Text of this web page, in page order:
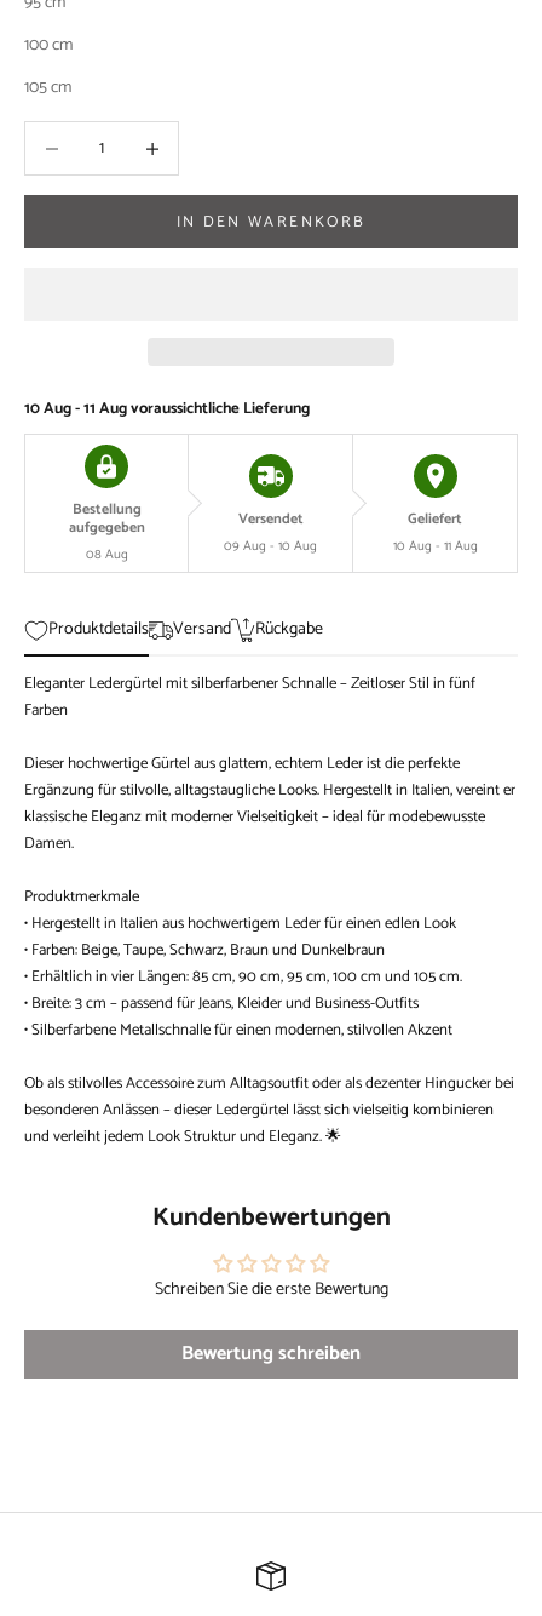
100 cm
105 cm
IN DEN WARENKORB
10 Aug - 11 Augvoraussichtliche Lieferung
Bestellung
aufgegeben
08 Aug
Versendet
09 Aug - 10 Aug
Geliefert
10 Aug - 11 Aug
Produktdetails Versand Rückgabe
Eleganter Ledergürtel mit silberfarbener Schnalle – Zeitloser Stil in fünf
Farben
Dieser hochwertige Gürtel aus glattem, echtem Leder ist die perfekte
Ergänzung für stilvolle, alltagstaugliche Looks. Hergestellt in Italien, vereint er
klassische Eleganz mit moderner Vielseitigkeit – ideal für modebewusste
Damen.
Produktmerkmale
• Hergestellt in Italien aus hochwertigem Leder für einen edlen Look
• Farben: Beige, Taupe, Schwarz, Braun und Dunkelbraun
• Erhältlich in vier Längen: 85 cm, 90 cm, 95 cm, 100 cm und 105 cm.
• Breite: 3 cm – passend für Jeans, Kleider und Business-Outfits
• Silberfarbene Metallschnalle für einen modernen, stilvollen Akzent
Ob als stilvolles Accessoire zum Alltagsoutfit oder als dezenter Hingucker bei
besonderen Anlässen – dieser Ledergürtel lässt sich vielseitig kombinieren
und verleiht jedem Look Struktur und Eleganz. 🌟
Kundenbewertungen
Schreiben Sie die erste Bewertung
Bewertung schreiben